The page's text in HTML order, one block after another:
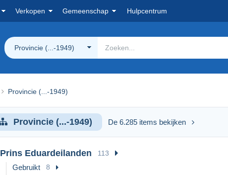
Verkopen Gemeenschap Hulpcentrum
Provincie (...-1949)
Provincie (...-1949)
Provincie (...-1949) De 6.285 items bekijken
Prins Eduardeilanden 113
Gebruikt 8